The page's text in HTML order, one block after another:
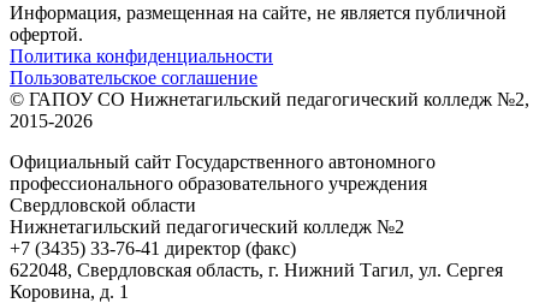
Информация, размещенная на сайте, не является публичной
офертой.
Политика конфиденциальности
Пользовательское соглашение
© ГАПОУ СО Нижнетагильский педагогический колледж №2,
2015-2026
Официальный сайт Государственного автономного
профессионального образовательного учреждения
Свердловской области
Нижнетагильский педагогический колледж №2
+7 (3435) 33-76-41 директор (факс)
622048, Свердловская область, г. Нижний Тагил, ул. Сергея
Коровина, д. 1